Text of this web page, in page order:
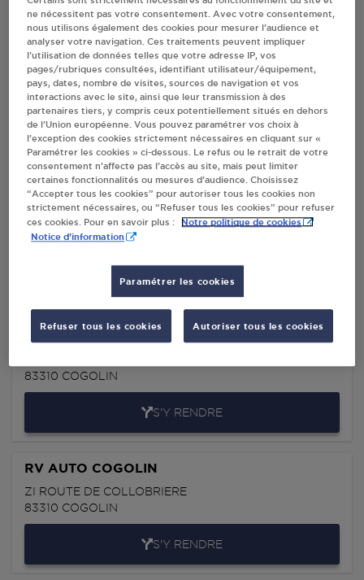
Villes
STATION GPL CARBURANT TOTAL COGOLIN
CARREFOUR DE LA FOUX N98
83310COGOLIN
S'Y RENDRE
LECLERC - SAS SOCODAG II - COGOLIN
RUE MARCEAU
83310COGOLIN
S'Y RENDRE
83310 COGOLIN
S'Y RENDRE
RV AUTO COGOLIN
ZI ROUTE DE COLLOBRIERE
83310 COGOLIN
S'Y RENDRE
ne nécessitent pas votre consentement. Avec votre consentement,
nous utilisons également des cookies pour mesurer l’audience et
analyser votre navigation. Ces traitements peuvent impliquer
l’utilisation de données telles que votre adresse IP, vos
pages/rubriques consultées, identifiant utilisateur/équipement,
pays, dates, nombre de visites, sources de navigation et vos
interactions avec le site, ainsi que leur transmission à des
partenaires tiers, y compris ceux potentiellement situés en dehors
de l’Union européenne. Vous pouvez paramétrer vos choix à
l’exception des cookies strictement nécessaires en cliquant sur «
Paramétrer les cookies » ci-dessous. Le refus ou le retrait de votre
consentement n’affecte pas l’accès au site, mais peut limiter
certaines fonctionnalités ou mesures d’audience. Choisissez
“Accepter tous les cookies” pour autoriser tous les cookies non
strictement nécessaires, ou “Refuser tous les cookies” pour refuser
ces cookies. Pour en savoir plus :
Notre politique de cookies
Notice d'information
Paramétrer les cookies
Refuser tous les cookies Autoriser tous les cookies